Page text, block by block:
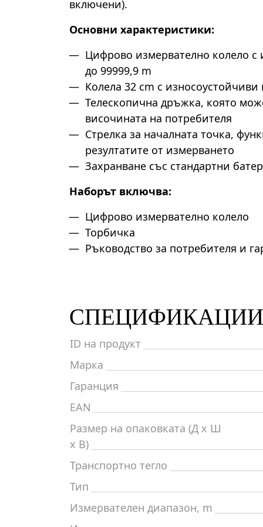
включени).
Основни характеристики:
Цифрово измервателно колело с
до 99999,9 m
Колела 32 cm с износоустойчиви
Телескопична дръжка, която
височината на потребителя
Стрелка за началната точка,
резултатите от измерването
Захранване със стандартни
Наборът включва:
Цифрово измервателно колело
Торбичка
Ръководство за потребителя и
СПЕЦИФИКАЦИИ
ID на продукт
Марка
Гаранция
EAN
Размер на опаковката (Д x Ш
x В)
Транспортно тегло
Тип
Измервателен диапазон, m